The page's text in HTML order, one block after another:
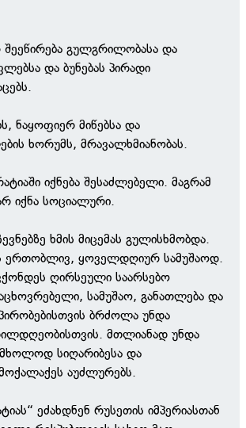
გულგრილობასა და
და ბუნებას პირადი
ნაყოფიერ მიწებსა და
ხორუმს, მრავალხმიანობას.
იქნება შესაძლებელი. მაგრამ
იქნა სოციალური.
ხმის მიცემას გულისხმობდა.
ერთობლივ, ყოველდღიურ სამუშაოდ.
ღირსეული საარსებო
სამუშაო, განათლება და
ბრძოლა უნდა
მთლიანად უნდა
სიღარიბესა და
აუძლურებს.
ეძახდნენ რუსეთის იმპერიასთან